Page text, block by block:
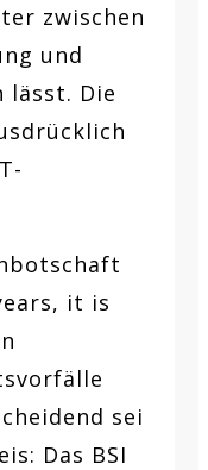
zwischen
und
lässt. Die
it is
sei
Das BSI